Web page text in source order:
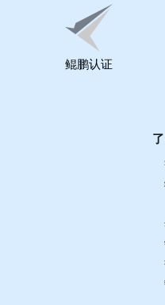
鲲鹏认证